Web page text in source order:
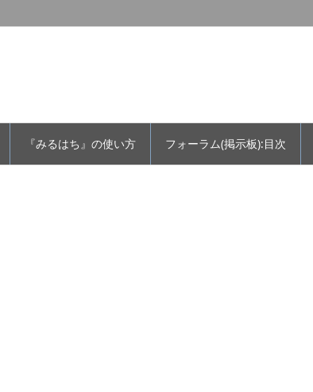
『みるはち』の使い方 フォーラム(掲示板):目次